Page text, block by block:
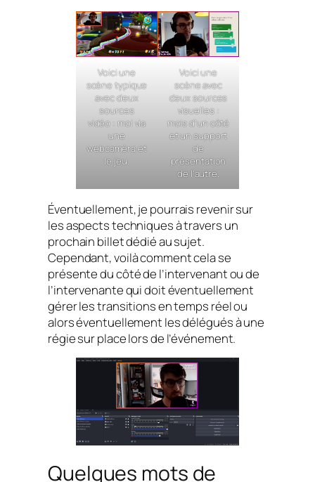
Voici une
scène typique
avec deux
sources
vidéo : moi via
une
webcaméra et
le jeu.
Voici une
scène avec
deux sources
visuelles :
mois d’un côté
et un support
de
présentation
de l’autre.
Éventuellement, je pourrais revenir sur
les aspects techniques à travers un
prochain billet dédié au sujet.
Cependant, voilà comment cela se
présente du côté de l’intervenant ou de
l’intervenante qui doit éventuellement
gérer les transitions en temps réel ou
alors éventuellement les délégués à une
régie sur place lors de l’événement.
Quelques mots de